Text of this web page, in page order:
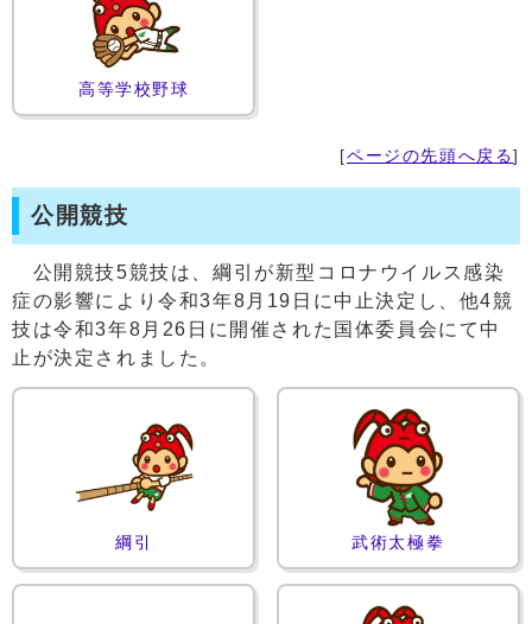
高等学校野球
[ページの先頭へ戻る]
公開競技
公開競技5競技は、綱引が新型コロナウイルス感染
症の影響により令和3年8月19日に中止決定し、他4競
技は令和3年8月26日に開催された国体委員会にて中
止が決定されました。
綱引 武術太極拳